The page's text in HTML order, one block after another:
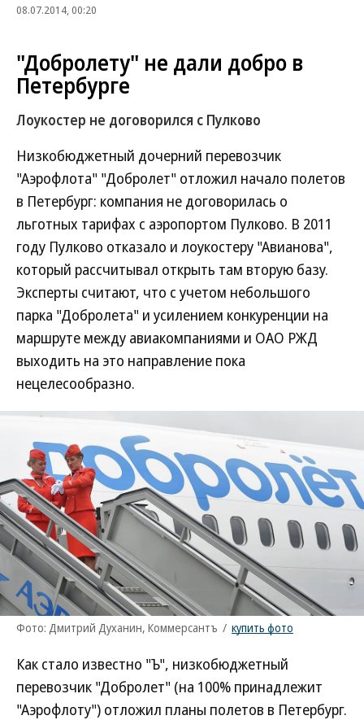
08.07.2014, 00:20
"Добролету" не дали добро в
Петербурге
Лоукостер не договорился с Пулково
Низкобюджетный дочерний перевозчик
"Аэрофлота" "Добролет" отложил начало полетов
в Петербург: компания не договорилась о
льготных тарифах с аэропортом Пулково. В 2011
году Пулково отказало и лоукостеру "Авианова",
который рассчитывал открыть там вторую базу.
Эксперты считают, что с учетом небольшого
парка "Добролета" и усилением конкуренции на
маршруте между авиакомпаниями и ОАО РЖД
выходить на это направление пока
нецелесообразно.
Фото: Дмитрий Духанин, Коммерсантъ / купить фото
Как стало известно "Ъ", низкобюджетный
перевозчик "Добролет" (на 100% принадлежит
"Аэрофлоту") отложил планы полетов в Петербург.